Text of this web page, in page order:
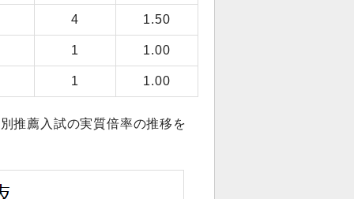
4 1.50
1 1.00
1 1.00
推薦入試の実質倍率の推移を